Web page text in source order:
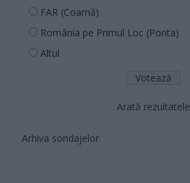
FAR (Coarnă)
România pe Primul Loc (Ponta)
Altul
Arată rezultatele
Arhiva sondajelor